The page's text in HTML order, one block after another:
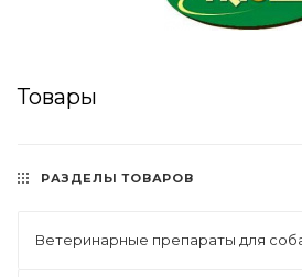
Товары
РАЗДЕЛЫ ТОВАРОВ
Ветеринарные препараты для